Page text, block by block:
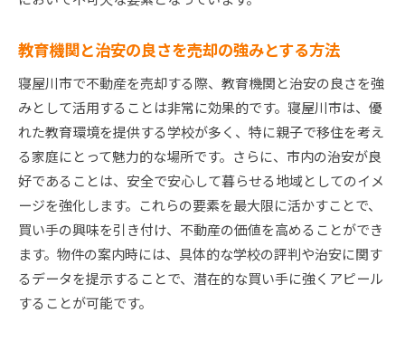
寝屋川市不動産売却で陥りがちな失敗を避けるため
価格設定ミスが招く売却失敗を避ける方法
交渉時に陥りがちな誤算とその対策
法的手続きの不備が引き起こすリスク回避
買い手の視点を考慮した物件見学の準備
不動産エージェント選びで失敗しないコツ
契約後に注意すべきトラブル防止策
寝屋川市不動産売却の最適なタイミングはいつか市
場動向を分析
寝屋川市の季節ごとの不動産取引傾向分析
経済指標と不動産市場の関連性を理解する
教育機関と治安の良さを売却の強みとする方法
寝屋川市で不動産を売却する際、教育機関と治安の良さを強
みとして活用することは非常に効果的です。寝屋川市は、優
れた教育環境を提供する学校が多く、特に親子で移住を考え
る家庭にとって魅力的な場所です。さらに、市内の治安が良
好であることは、安全で安心して暮らせる地域としてのイメ
ージを強化します。これらの要素を最大限に活かすことで、
買い手の興味を引き付け、不動産の価値を高めることができ
ます。物件の案内時には、具体的な学校の評判や治安に関す
るデータを提示することで、潜在的な買い手に強くアピール
することが可能です。